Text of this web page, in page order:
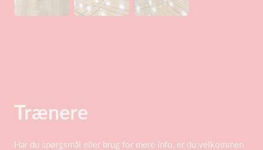
Trænere
Har du spørgsmål eller brug for mere info, er du velkommen